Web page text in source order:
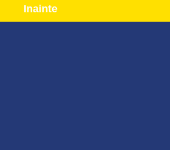
Inainte